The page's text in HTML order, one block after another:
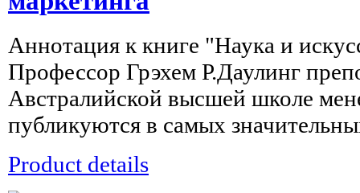
Аннотация к книге "Наука и
Профессор Грэхем Р.Даулинг
Австралийской высшей школе
публикуются в самых
Product details